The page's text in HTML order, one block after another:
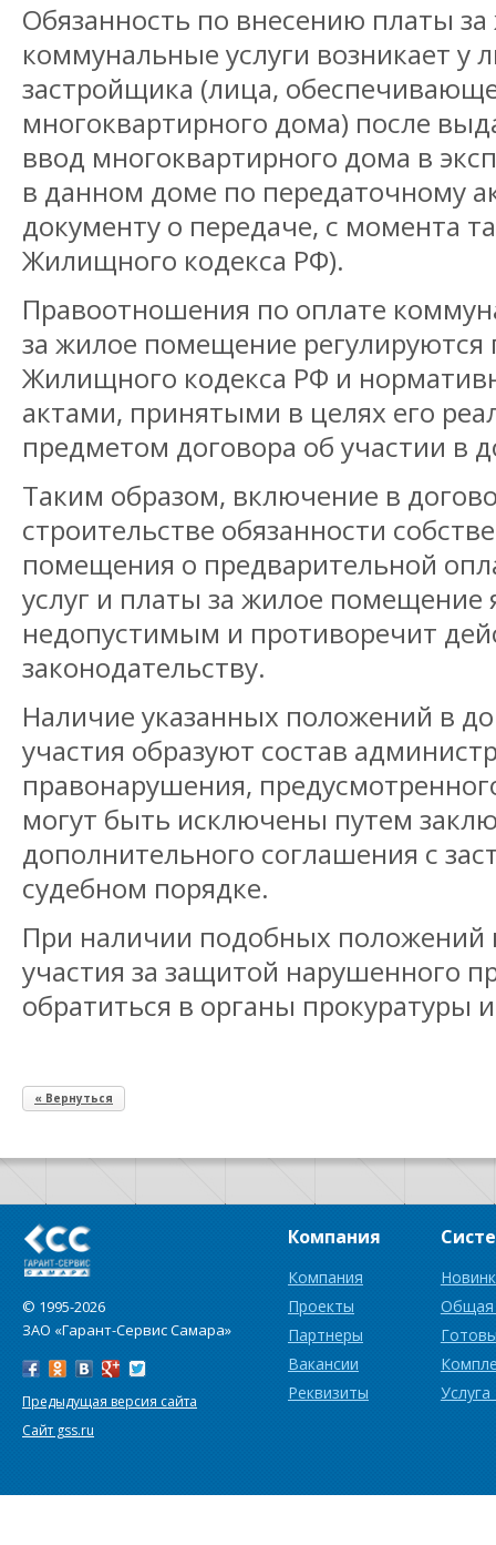
Обязанность по внесению платы
коммунальные услуги возникает у
застройщика (лица,
многоквартирного дома) после
ввод многоквартирного дома в
в данном доме по передаточному
документу о передаче, с момента
Жилищного кодекса РФ).
Правоотношения по оплате
за жилое помещение
Жилищного кодекса РФ и
актами, принятыми в целях его
предметом договора об участии в
Таким образом, включение в
строительстве обязанности
помещения о предварительной
услуг и платы за жилое помещение
недопустимым и противоречит
законодательству.
Наличие указанных положений в
участия образуют состав
правонарушения,
могут быть исключены путем
дополнительного соглашения с
судебном порядке.
При наличии подобных положений
участия за защитой нарушенного
обратиться в органы прокуратуры
« Вернуться
© 1995-2026
ЗАО «Гарант-Сервис Самара»
Предыдущая версия сайта
Сайт gss.ru
Компания
Компания
Проекты
Партнеры
Вакансии
Реквизиты
Общая